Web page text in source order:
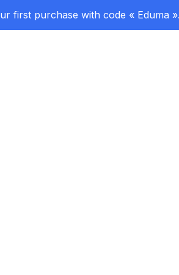
first purchase with code « Eduma ».